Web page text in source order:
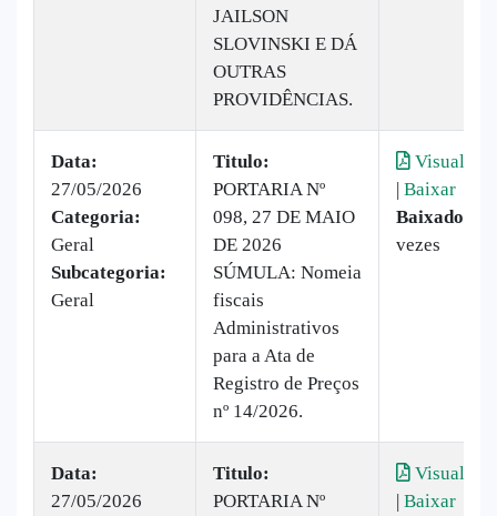
JAILSON
SLOVINSKI E DÁ
OUTRAS
PROVIDÊNCIAS.
Data:
27/05/2026
Categoria:
Geral
Subcategoria:
Geral
Titulo:
PORTARIA Nº
098, 27 DE MAIO
DE 2026
SÚMULA: Nomeia
fiscais
Administrativos
para a Ata de
Registro de Preços
nº 14/2026.
Visualizar
| Baixar
Baixado:
vezes
Data:
27/05/2026
Titulo:
PORTARIA Nº
Visualizar
| Baixar